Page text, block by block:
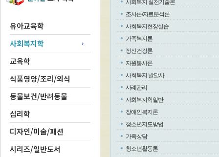
유아교육학
사회복지학
교육학
식품영양/조리/외식
동물보건/반려동물
심리학
디자인/미술/패션
시리즈/일반도서
사회복지 실천기술론
조사론/자료분석론
사회복지현장실습
가족복지론
정신건강론
자원봉사론
사회복지 발달사
사례관리
사회복지학일반
장애인복지론
청소년지도방법
가족상담
청소년활동론